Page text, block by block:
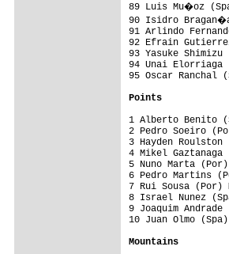
89 Luis
90 Isidro
91 Arlindo
92 Efrain
93 Yasuke
94 Unai
95 Oscar
Points
1 Alberto Benito
2 Pedro Soeiro
3 Hayden
4 Mikel
5 Nuno Marta
6 Pedro
7 Rui Sousa
8 Israel Nunez
9 Joaquim
10 Juan Olmo
Mountains